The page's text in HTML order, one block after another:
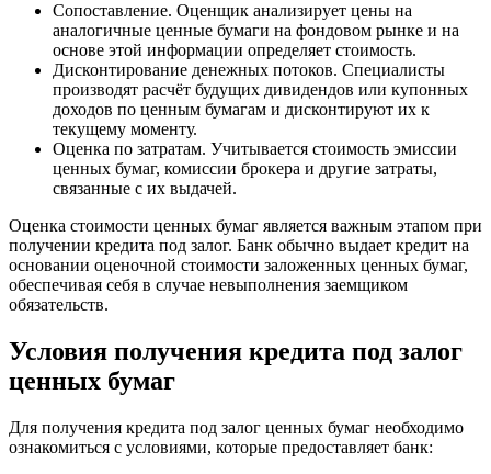
Сопоставление. Оценщик анализирует цены на
аналогичные ценные бумаги на фондовом рынке и на
основе этой информации определяет стоимость.
Дисконтирование денежных потоков. Специалисты
производят расчёт будущих дивидендов или купонных
доходов по ценным бумагам и дисконтируют их к
текущему моменту.
Оценка по затратам. Учитывается стоимость эмиссии
ценных бумаг, комиссии брокера и другие затраты,
связанные с их выдачей.
Оценка стоимости ценных бумаг является важным этапом при
получении кредита под залог. Банк обычно выдает кредит на
основании оценочной стоимости заложенных ценных бумаг,
обеспечивая себя в случае невыполнения заемщиком
обязательств.
Условия получения кредита под залог
ценных бумаг
Для получения кредита под залог ценных бумаг необходимо
ознакомиться с условиями, которые предоставляет банк: